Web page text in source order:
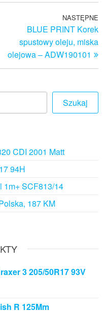
NASTĘPNE
BLUE PRINT Korek
spustowy oleju, miska
olejowa – ADW190101
Szukaj
CDI 2001 Matt
94H
1m+ SCF813/14
187 KM
3 205/50R17 93V
R 125Mm